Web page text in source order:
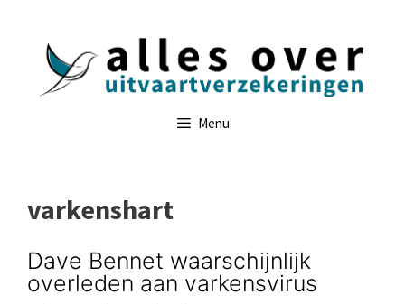
Menu
varkenshart
Dave Bennet waarschijnlijk
overleden aan varkensvirus